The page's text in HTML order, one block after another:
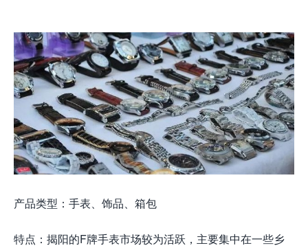
产品类型：手表、饰品、箱包
特点：揭阳的F牌手表市场较为活跃，主要集中在一些乡